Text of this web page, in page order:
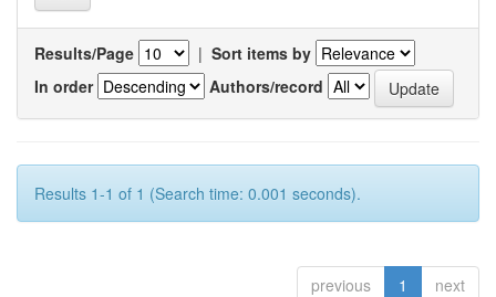
Results/Page | Sort items by
In order
Authors/record
Results 1-1 of 1 (Search time: 0.001 seconds).
previous 1 next